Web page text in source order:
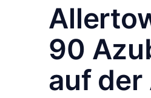
90
auf